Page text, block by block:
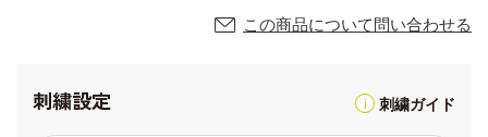
この商品について問い合わせる
刺繍設定 刺繍ガイド